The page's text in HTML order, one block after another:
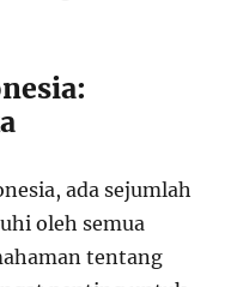
ada sejumlah
oleh semua
tentang